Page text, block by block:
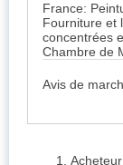
France:
Fourniture et
concentrées
Chambre de
Avis de
1. Acheteur